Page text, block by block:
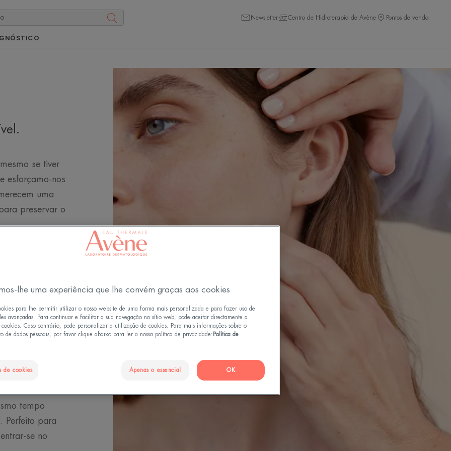
Newsletter Centro de Hidroterapia de Avène Pontos de venda
se tiver
esforçamo-nos
uma
preservar o
oxidativo
limpeza e de
e, sobretudo,
(sensível).
Laboratórios
gama de
de
natural de
e
tempo
Perfeito para
se no
lhe uma experiência que lhe convém graças aos cookies
para lhe permitir utilizar o nosso website de uma forma mais personalizada e para fazer uso de
avançadas. Para continuar e facilitar a sua navegação no sítio web, pode aceitar directamente a
Caso contrário, pode personalizar a utilização de cookies. Para mais informações sobre o
de dados pessoais, por favor clique abaixo para ler a nossa política de privacidade: Política de
de cookies Apenas o essencial OK